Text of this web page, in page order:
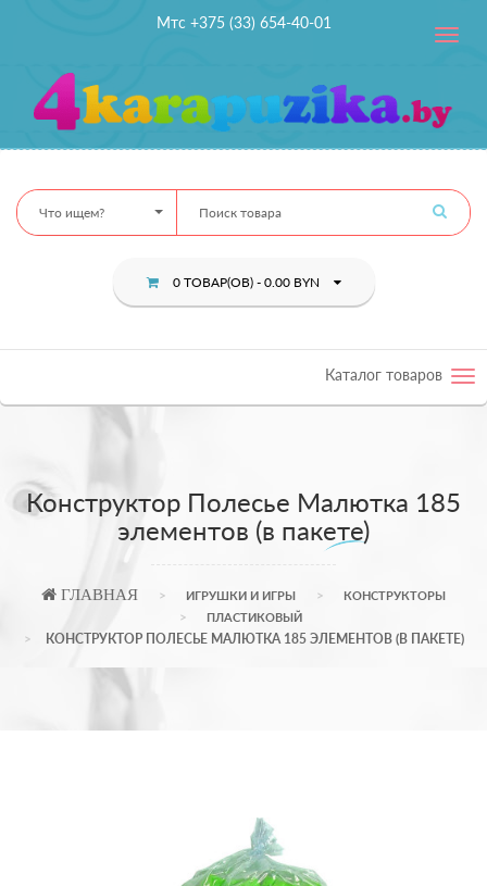
Мтс +375 (33) 654-40-01
Toggle
Что ищем?
0 ТОВАР(ОВ) - 0.00 BYN
Каталог товаров
Конструктор Полесье Малютка 185
элементов (в пакете)
ГЛАВНАЯ ИГРУШКИ И ИГРЫ
КОНСТРУКТОРЫ
ПЛАСТИКОВЫЙ
КОНСТРУКТОР ПОЛЕСЬЕ МАЛЮТКА 185 ЭЛЕМЕНТОВ (В ПАКЕТЕ)